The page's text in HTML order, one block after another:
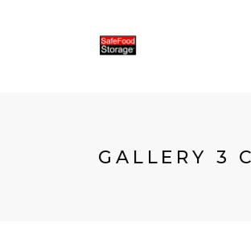
GALLERY 3